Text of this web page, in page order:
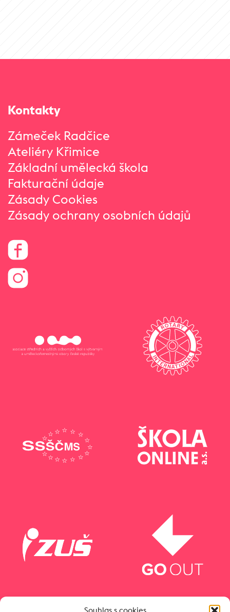
Kontakty
Zámeček Radčice
Ateliéry Křimice
Základní umělecká škola
Fakturační údaje
Zásady Cookies
Zásady ochrany osobních údajů